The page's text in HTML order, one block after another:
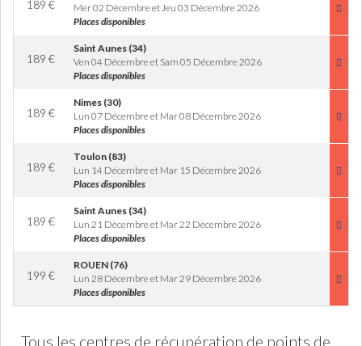
189 €
Mer 02 Décembre et Jeu 03 Décembre 2026
Places disponibles
189 €
Saint Aunes (34)
Ven 04 Décembre et Sam 05 Décembre 2026
Places disponibles
189 €
Nimes (30)
Lun 07 Décembre et Mar 08 Décembre 2026
Places disponibles
189 €
Toulon (83)
Lun 14 Décembre et Mar 15 Décembre 2026
Places disponibles
189 €
Saint Aunes (34)
Lun 21 Décembre et Mar 22 Décembre 2026
Places disponibles
199 €
ROUEN (76)
Lun 28 Décembre et Mar 29 Décembre 2026
Places disponibles
Tous les centres de récupération de points de